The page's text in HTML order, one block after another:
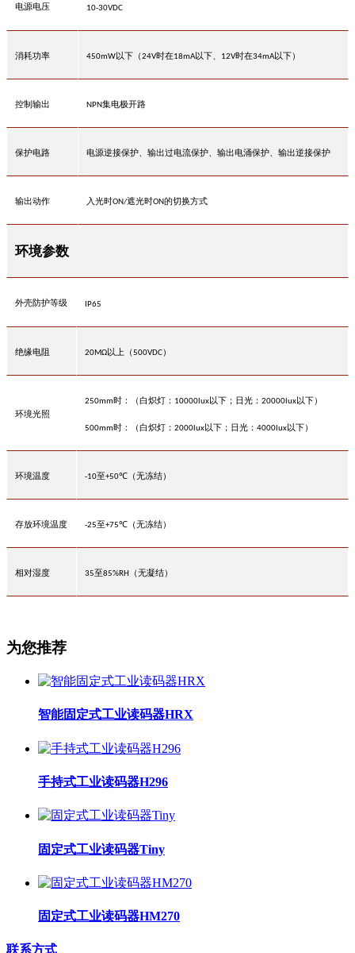
电源电压 10-30VDC
消耗功率 450mW以下（24V时在18mA以下、 12V时在34mA以下）
控制输出 NPN集电极开路
保护电路 电源逆接保护、输出过电流保护、输出电涌保护、输出逆接保护
输出动作 入光时ON/遮光时ON的切换方式
环境参数
外壳防护等级 IP65
绝缘电阻 20MΩ以上（500VDC）
环境光照
250mm时：（白炽灯： 10000lux以下；日光： 20000lux以下）
500mm时：（白炽灯： 2000lux以下；日光： 4000lux以下）
环境温度 -10至+50℃ （无冻结）
存放环境温度 -25至+75℃ （无冻结）
相对湿度 35至85%RH （无凝结）
为您推荐
智能固定式工业读码器HRX
手持式工业读码器H296
固定式工业读码器Tiny
固定式工业读码器HM270
联系方式